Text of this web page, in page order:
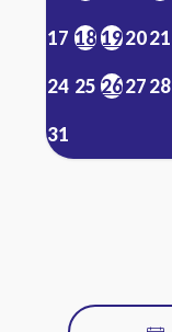
17 18192021
24 25 262728
31